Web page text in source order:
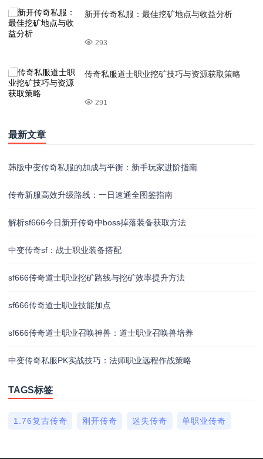
新开传奇私服：最佳挖矿地点与收益分析
293
传奇私服道士职业挖矿技巧与资源获取策略
291
最新文章
韩版中变传奇私服的加成与平衡：新手玩家进阶指南
传奇新服高效升级路线：一日速通全图鉴指南
解析sf666今日新开传奇中boss掉落装备获取方法
中变传奇sf：战士职业装备搭配
sf666传奇道士职业挖矿路线与挖矿效率提升方法
sf666传奇道士职业技能加点
sf666传奇道士职业召唤神兽：道士职业召唤兽培养
中变传奇私服PK实战技巧：法师职业远程作战策略
TAGS标签
1.76复古传奇 刚开传奇 迷失传奇 单职业传奇